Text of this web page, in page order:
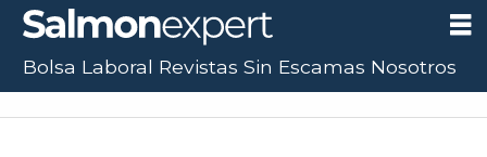
Bolsa Laboral Revistas Sin Escamas Nosotros